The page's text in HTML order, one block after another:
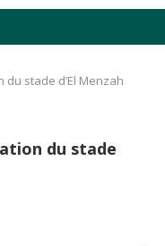
stade d’El Menzah
du stade